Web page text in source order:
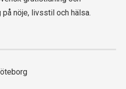
nöje, livsstil och hälsa.